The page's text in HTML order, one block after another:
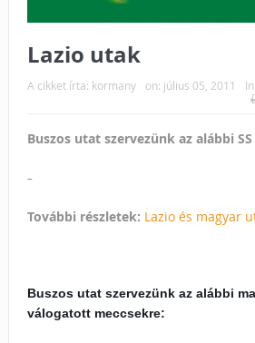
Lazio utak
A cikket írta: kormany on: július 05, 2011
In:
Buszos utat szervezünk az alábbi
–
További részletek: Lazio és magyar
Buszos utat szervezünk az alábbi
válogatott meccsekre: